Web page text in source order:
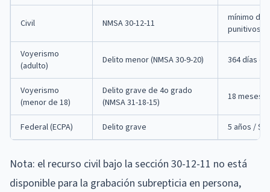
Civil NMSA 30-12-11
mínimo de
punitivos +
Voyerismo
(adulto)
Delito menor (NMSA 30-9-20) 364 días
Voyerismo
(menor de 18)
Delito grave de 4o grado
(NMSA 31-18-15)
18 meses /
Federal (ECPA) Delito grave 5 años /
Nota: el recurso civil bajo la sección 30-12-11 no está
disponible para la grabación subrepticia en persona,